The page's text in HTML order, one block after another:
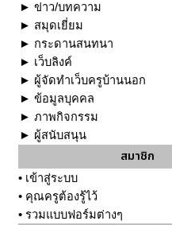
► ข่าว/บทความ
► สมุดเยี่ยม
► กระดานสนทนา
► เว็บลิงค์
► ผู้จัดทำเว็บครูบ้านนอก
► ข้อมูลบุคคล
► ภาพกิจกรรม
► ผู้สนับสนุน
สมาชิก
• เข้าสู่ระบบ
• คุณครูต้องรู้ไว้
• รวมแบบฟอร์มต่างๆ